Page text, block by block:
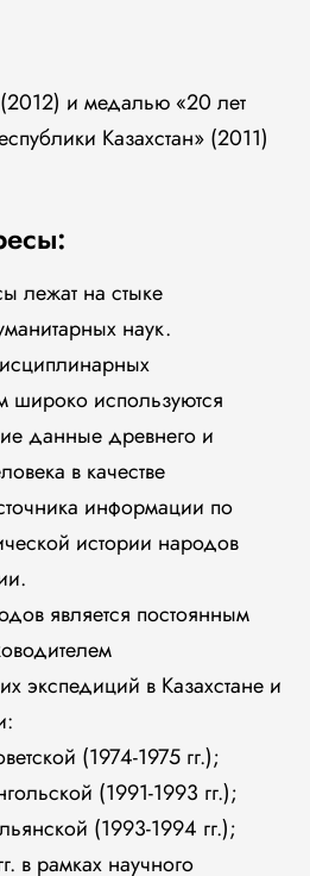
и медалью «20 лет
Казахстан» (2011)
лежат на стыке
наук.
широко используются
данные древнего и
в качестве
информации по
истории народов
является постоянным
экспедиций в Казахстане и
(1974-1975 гг.);
(1991-1993 гг.);
(1993-1994 гг.);
в рамках научного